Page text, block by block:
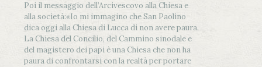
Poi il messaggio dell’Arcivescovo alla Chiesa e
alla società:«Io mi immagino che San Paolino
dica oggi alla Chiesa di Lucca di non avere paura.
La Chiesa del Concilio, del Cammino sinodale e
del magistero dei papi è una Chiesa che non ha
paura di confrontarsi con la realtà per portare